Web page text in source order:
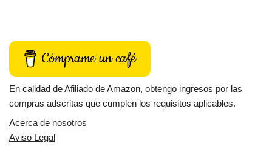
Cómprame un café
En calidad de Afiliado de Amazon, obtengo ingresos por las
compras adscritas que cumplen los requisitos aplicables.
Acerca de nosotros
Aviso Legal